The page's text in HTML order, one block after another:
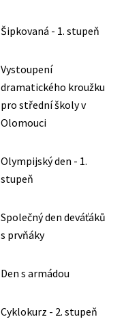
Šipkovaná - 1. stupeň
Vystoupení
dramatického kroužku
pro střední školy v
Olomouci
Olympijský den - 1.
stupeň
Společný den deváťáků
s prvňáky
Den s armádou
Cyklokurz - 2. stupeň